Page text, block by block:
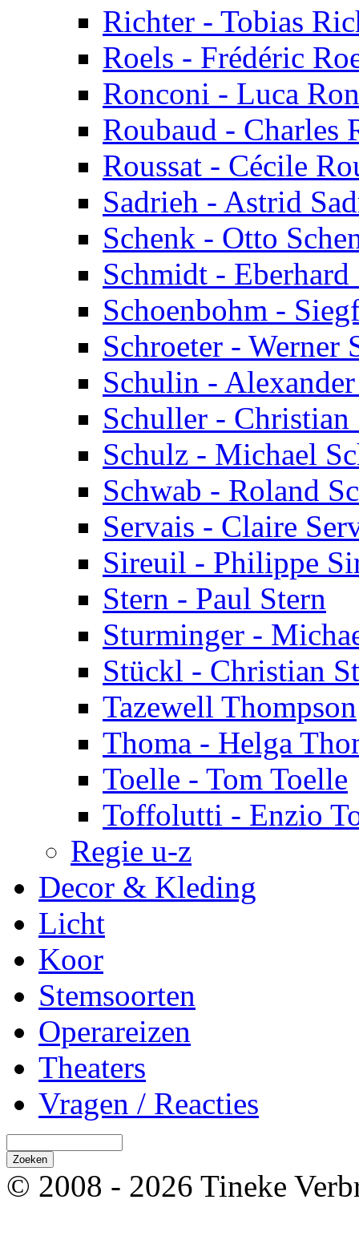
Richter - Tobias
Roels - Frédéric
Ronconi - Luca
Roubaud - Charles
Roussat - Cécile
Sadrieh - Astrid
Schenk - Otto
Schmidt -
Schoenbohm -
Schroeter - Werner
Schulin -
Schuller - Christian
Schulz - Michael
Schwab - Roland
Servais - Claire
Sireuil - Philippe
Stern - Paul Stern
Sturminger -
Stückl - Christian
Tazewell Thompson
Thoma - Helga
Toelle - Tom Toelle
Toffolutti - Enzio
Regie u-z
Decor & Kleding
Licht
Koor
Stemsoorten
Operareizen
Theaters
Vragen / Reacties
© 2008 - 2026 Tineke